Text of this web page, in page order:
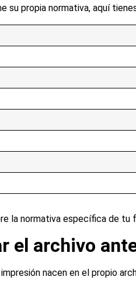
su propia normativa, aquí
la normativa específica de tu
el archivo
nacen en el propio